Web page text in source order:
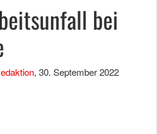
bei
, 30. September 2022